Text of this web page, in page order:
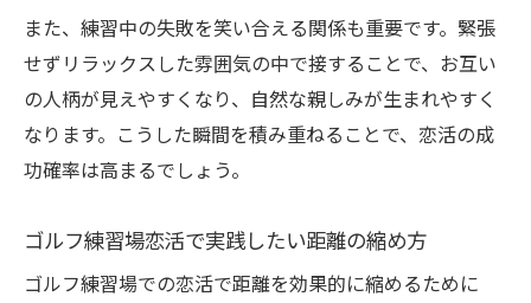
また、練習中の失敗を笑い合える関係も重要です。緊張
せずリラックスした雰囲気の中で接することで、お互い
の人柄が見えやすくなり、自然な親しみが生まれやすく
なります。こうした瞬間を積み重ねることで、恋活の成
功確率は高まるでしょう。
ゴルフ練習場恋活で実践したい距離の縮め方
ゴルフ練習場での恋活で距離を効果的に縮めるために